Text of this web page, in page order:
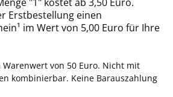
Erstbestellung einen
im Wert von 5,00 Euro für Ihre
Warenwert von 50 Euro. Nicht mit
kombinierbar. Keine Barauszahlung